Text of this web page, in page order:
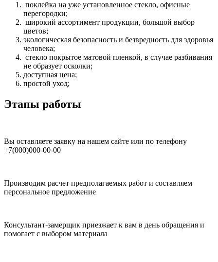
поклейка на уже установленное стекло, офисные
перегородки;
широкий ассортимент продукции, большой выбор
цветов;
экологическая безопасность и безвредность для здоровья
человека;
стекло покрытое матовой пленкой, в случае разбивания
не образует осколки;
доступная цена;
простой уход;
Этапы работы
Вы оставляете заявку на нашем сайте или по телефону
+7(000)000-00-00
Производим расчет предполагаемых работ и составляем
персональное предложение
Консультант-замерщик приезжает к вам в день обращения и
помогает с выбором материала